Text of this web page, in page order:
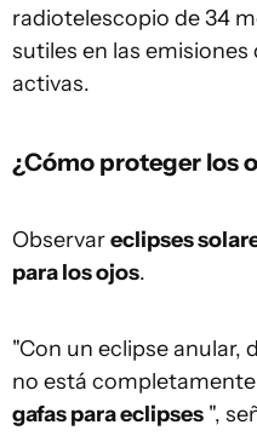
radiotelescopio de 34
sutiles en las
activas.
¿Cómo proteger los
Observareclipses
para los ojos.
"Con un eclipse anular,
no está
gafas para eclipses ",